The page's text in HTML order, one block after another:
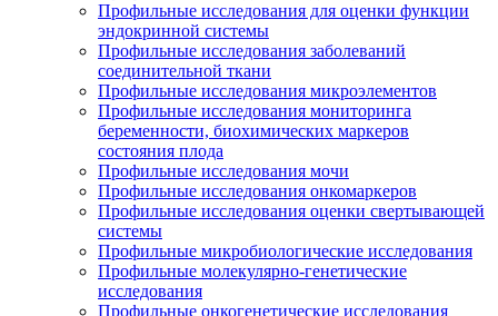
Профильные исследования для оценки функции
эндокринной системы
Профильные исследования заболеваний
соединительной ткани
Профильные исследования микроэлементов
Профильные исследования мониторинга
беременности, биохимических маркеров
состояния плода
Профильные исследования мочи
Профильные исследования онкомаркеров
Профильные исследования оценки свертывающей
системы
Профильные микробиологические исследования
Профильные молекулярно-генетические
исследования
Профильные онкогенетические исследования